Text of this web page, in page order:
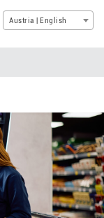
Austria | English